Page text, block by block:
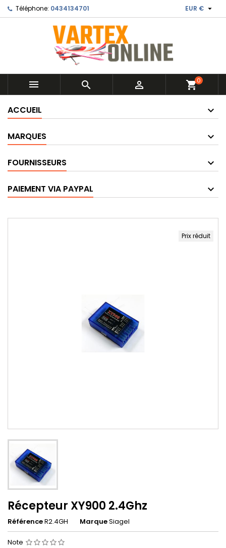
Téléphone: 0434134701 EUR € 
   shopping_cart0
ACCUEIL
MARQUES
FOURNISSEURS
PAIEMENT VIA PAYPAL
Prix réduit
Récepteur XY900 2.4Ghz
RéférenceR2.4GH MarqueSiagel
Note